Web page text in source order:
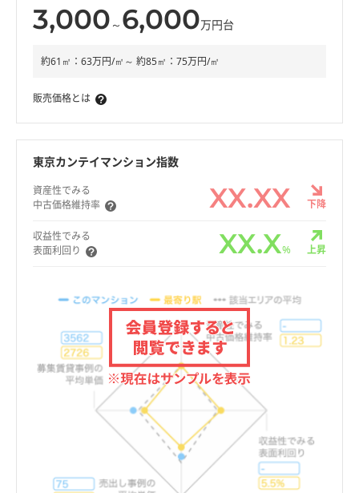
3,000 ～ 6,000万円台
約61㎡：63万円/㎡～ 約85㎡：75万円/㎡
販売価格とは
東京カンテイマンション指数
資産性でみる
中古価格維持率
XX.XX 下降
収益性でみる
表面利回り
XX.X% 上昇